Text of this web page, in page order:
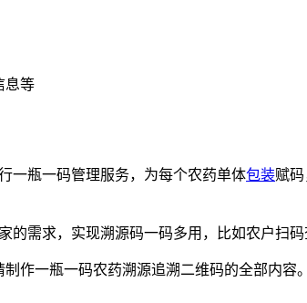
息等
瓶一码管理服务，为每个农药单体包装赋
需求，实现溯源码一码多用，比如农户扫码
一瓶一码农药溯源追溯二维码的全部内容